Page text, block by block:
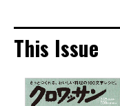
This Issue